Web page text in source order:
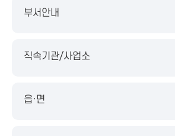
부서안내
직속기관/사업소
읍·면